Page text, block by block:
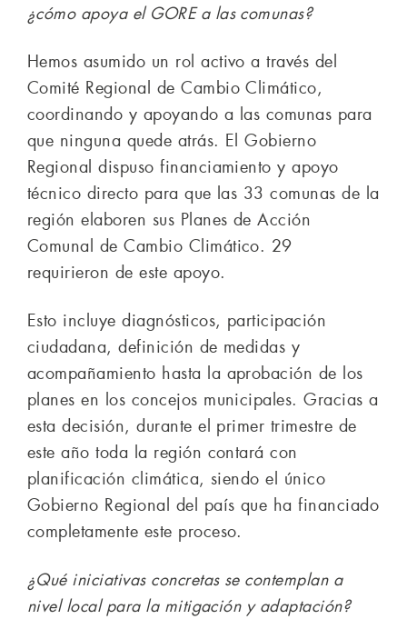
¿cómo apoya el GORE a las comunas?
Hemos asumido un rol activo a través del
Comité Regional de Cambio Climático,
coordinando y apoyando a las comunas para
que ninguna quede atrás. El Gobierno
Regional dispuso financiamiento y apoyo
técnico directo para que las 33 comunas de la
región elaboren sus Planes de Acción
Comunal de Cambio Climático. 29
requirieron de este apoyo.
Esto incluye diagnósticos, participación
ciudadana, definición de medidas y
acompañamiento hasta la aprobación de los
planes en los concejos municipales. Gracias a
esta decisión, durante el primer trimestre de
este año toda la región contará con
planificación climática, siendo el único
Gobierno Regional del país que ha financiado
completamente este proceso.
¿Qué iniciativas concretas se contemplan a
nivel local para la mitigación y adaptación?